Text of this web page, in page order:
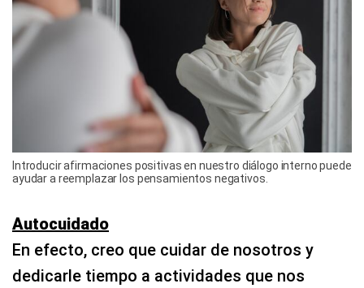
Introducir afirmaciones positivas en nuestro diálogo interno puede
ayudar a reemplazar los pensamientos negativos.
Autocuidado
En efecto, creo que cuidar de nosotros y
dedicarle tiempo a actividades que nos